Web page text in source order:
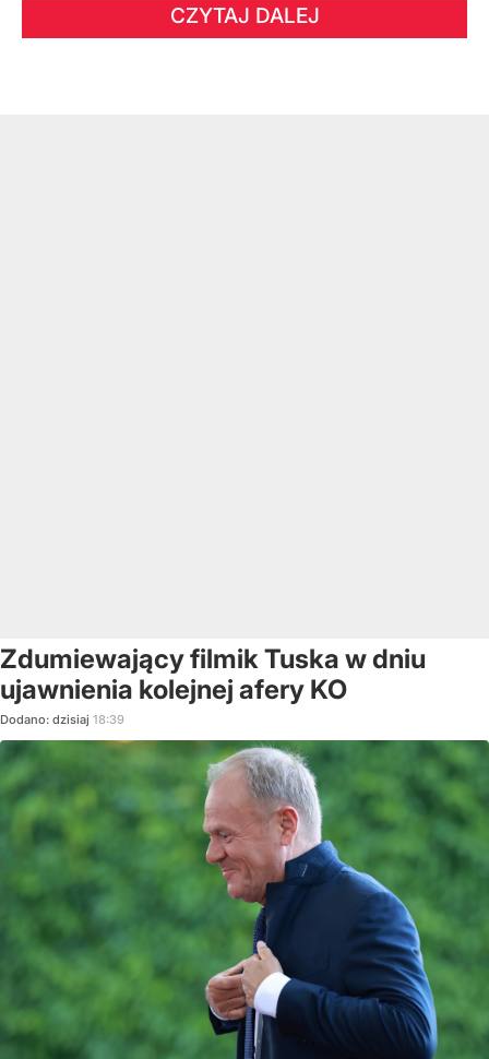
CZYTAJ DALEJ
Zdumiewający filmik Tuska w dniu
ujawnienia kolejnej afery KO
Dodano: dzisiaj 18:39